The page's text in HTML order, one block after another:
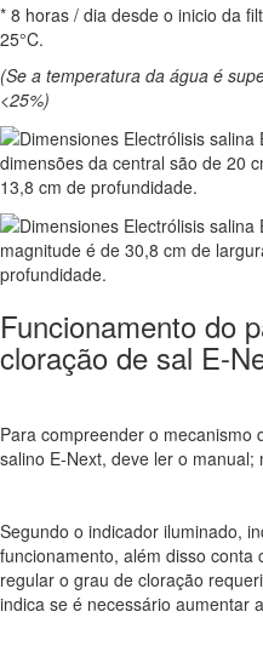
* 8 horas / dia desde o inicio da
25°C.
(Se a temperatura da água é
<25%)
dimensões da central são de 20
13,8 cm de profundidade.
magnitude é de 30,8 cm de
profundidade.
Funcionamento do
cloração de sal E-
Para compreender o mecanismo
salino E-Next, deve ler o
Segundo o indicador iluminado,
funcionamento, além disso
regular o grau de cloração
indica se é necessário aumentar